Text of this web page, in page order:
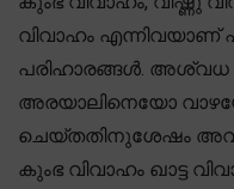
വിവാഹം എന്നിവയാണ്
പരിഹാരങ്ങൾ. അശ്വധ
അരയാലിനെയോ
ചെയ്തതിനുശേഷം
കുംഭ വിവാഹം ഖാട്ട